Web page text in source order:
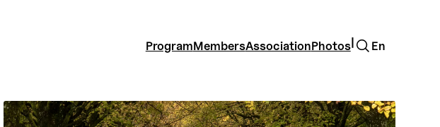
ProgramMembersAssociationPhotos
Search
En